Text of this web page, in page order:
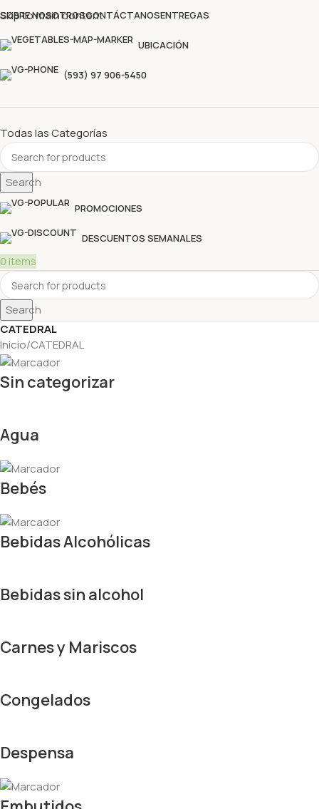
Skip to main content
Descubre nuestras ofertas y compra sin complicaciones
SOBRE NOSOTROSCONTÁCTANOSENTREGAS
UBICACIÓN
(593) 97 906-5450
Todas las Categorías
Search
PROMOCIONES
DESCUENTOS SEMANALES
0 items
Search
CATEDRAL
Inicio CATEDRAL
Sin categorizar
Agua
Bebés
Bebidas Alcohólicas
Bebidas sin alcohol
Carnes y Mariscos
Congelados
Despensa